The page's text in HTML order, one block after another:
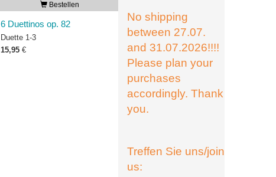
Bestellen
6 Duettinos op. 82
Duette 1-3
15,95€
No shipping
between 27.07.
and 31.07.2026!!!!
Please plan your
purchases
accordingly. Thank
you.
Treffen Sie uns/join
us: